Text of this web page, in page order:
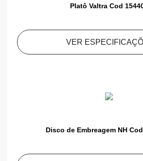
Platô Valtra Cod
VER
Disco de Embreagem NH